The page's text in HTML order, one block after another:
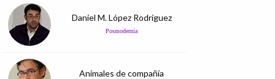
Daniel M. López Rodríguez
Posmodernia
Animales de compañía